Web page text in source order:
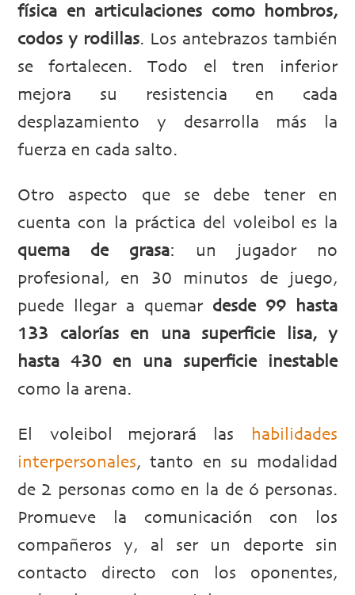
física en articulaciones como hombros,
codos y rodillas. Los antebrazos también
se fortalecen. Todo el tren inferior
mejora su resistencia en cada
desplazamiento y desarrolla más la
fuerza en cada salto.
Otro aspecto que se debe tener en
cuenta con la práctica del voleibol es la
quema de grasa: un jugador no
profesional, en 30 minutos de juego,
puede llegar a quemar desde 99 hasta
133 calorías en una superficie lisa, y
hasta 430 en una superficie inestable
como la arena.
El voleibol mejorará las
habilidades
interpersonales, tanto en su modalidad
de 2 personas como en la de 6 personas.
Promueve la comunicación con los
compañeros y, al ser un deporte sin
contacto directo con los oponentes,